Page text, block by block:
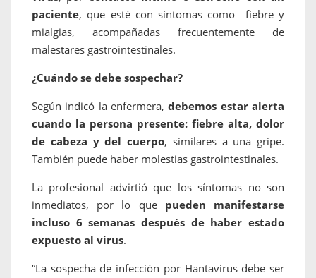
paciente, que esté con síntomas como fiebre y
mialgias, acompañadas frecuentemente de
malestares gastrointestinales.
¿Cuándo se debe sospechar?
Según indicó la enfermera,debemos estar alerta
cuando la persona presente: fiebre alta, dolor
de cabeza y del cuerpo, similares a una gripe.
También puede haber molestias gastrointestinales.
La profesional advirtió que los síntomas no son
inmediatos, por lo que pueden manifestarse
incluso 6 semanas después de haber estado
expuesto al virus.
“La sospecha de infección por Hantavirus debe ser